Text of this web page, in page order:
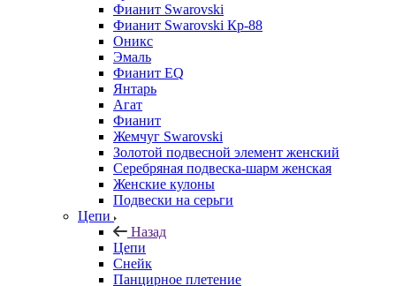
Фианит Swarovski
Фианит Swarovski Кр-88
Оникс
Эмаль
Фианит EQ
Янтарь
Агат
Фианит
Жемчуг Swarovski
Золотой подвесной элемент женcкий
Серебряная подвеска-шарм женская
Женские кулоны
Подвески на серьги
Цепи
Назад
Цепи
Снейк
Панцирное плетение